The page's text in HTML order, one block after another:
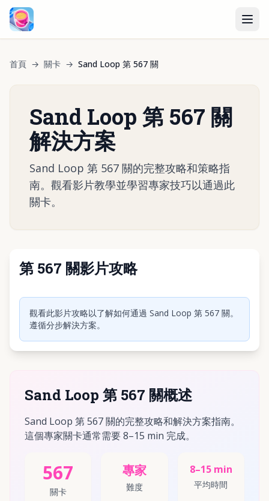
首頁 → 關卡 → Sand Loop 第 567 關
Sand Loop 第 567 關
解決方案
Sand Loop 第 567 關的完整攻略和策略指
南。觀看影片教學並學習專家技巧以通過此
關卡。
第 567 關影片攻略
點擊播放影片
觀看此影片攻略以了解如何通過 Sand Loop 第 567 關。
遵循分步解決方案。
Sand Loop 第 567 關概述
Sand Loop 第 567 關的完整攻略和解決方案指南。
這個專家關卡通常需要 8–15 min 完成。
567
關卡
專家
難度
8–15 min
平均時間